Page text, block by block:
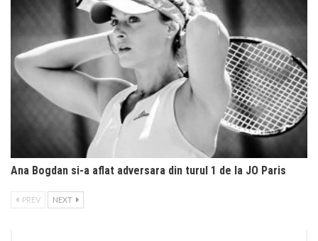
Ana Bogdan si-a aflat adversara din turul 1 de la JO Paris
PREV NEXT